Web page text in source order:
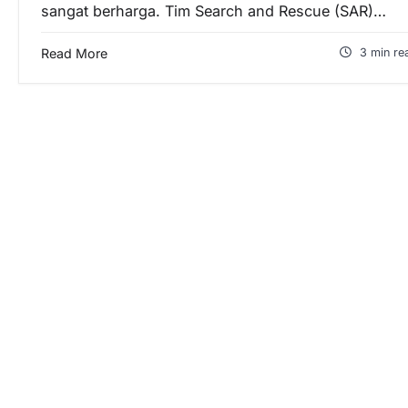
sangat berharga. Tim Search and Rescue (SAR)…
Read More 3 min